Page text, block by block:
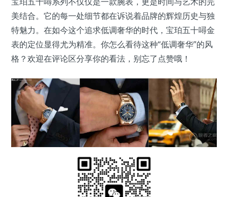
美结合。它的每一处细节都在诉说着品牌的辉煌历史与独
特魅力。在如今这个追求低调奢华的时代，宝珀五十噚金
表的定位显得尤为精准。你怎么看待这种“低调奢华”的风
格？欢迎在评论区分享你的看法，别忘了点赞哦！